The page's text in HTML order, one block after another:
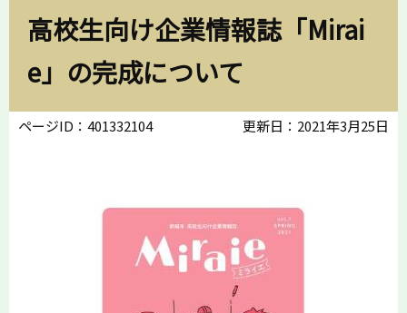
高校生向け企業情報誌「Mirai
e」の完成について
ページID：401332104 更新日：2021年3月25日